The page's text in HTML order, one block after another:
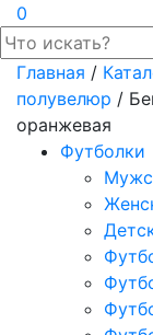
0
Главная /
полувелюр /
оранжевая
Футболки